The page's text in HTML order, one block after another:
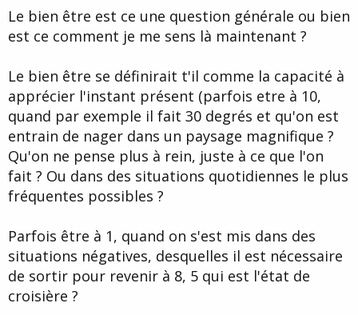
Le bien être est ce une question générale ou bien
est ce comment je me sens là maintenant ?
Le bien être se définirait t'il comme la capacité à
apprécier l'instant présent (parfois etre à 10,
quand par exemple il fait 30 degrés et qu'on est
entrain de nager dans un paysage magnifique ?
Qu'on ne pense plus à rein, juste à ce que l'on
fait ? Ou dans des situations quotidiennes le plus
fréquentes possibles ?
Parfois être à 1, quand on s'est mis dans des
situations négatives, desquelles il est nécessaire
de sortir pour revenir à 8, 5 qui est l'état de
croisière ?